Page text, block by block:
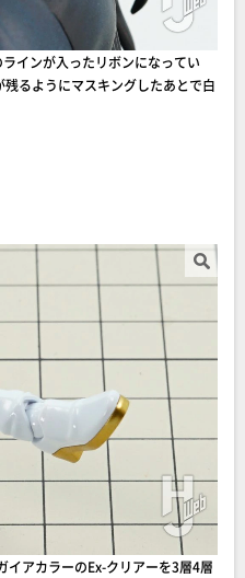
インが入ったリボンになってい
るようにマスキングしたあとで白
アカラーのEx-クリアーを3層4層